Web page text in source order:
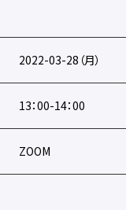
2022-03-28（月）
13：00-14：00
ZOOM